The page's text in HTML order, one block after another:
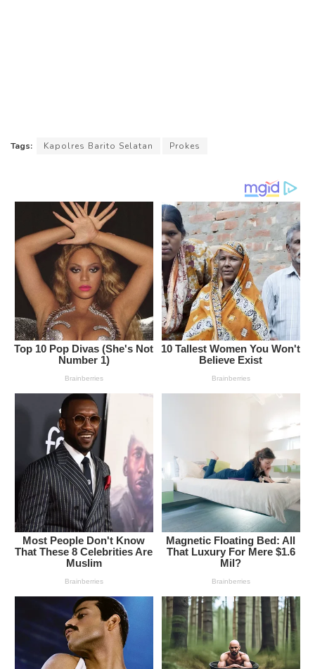
Tags: Kapolres Barito Selatan Prokes